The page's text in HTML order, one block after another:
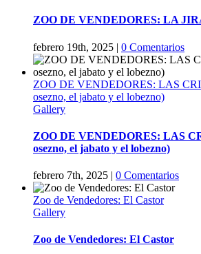
ZOO DE VENDEDORES: LA
febrero 19th, 2025 | 0 Comentarios
ZOO DE VENDEDORES: LAS
osezno, el jabato y el lobezno)
Gallery
ZOO DE VENDEDORES: LAS
osezno, el jabato y el lobezno)
febrero 7th, 2025 | 0 Comentarios
Zoo de Vendedores: El Castor
Gallery
Zoo de Vendedores: El Castor